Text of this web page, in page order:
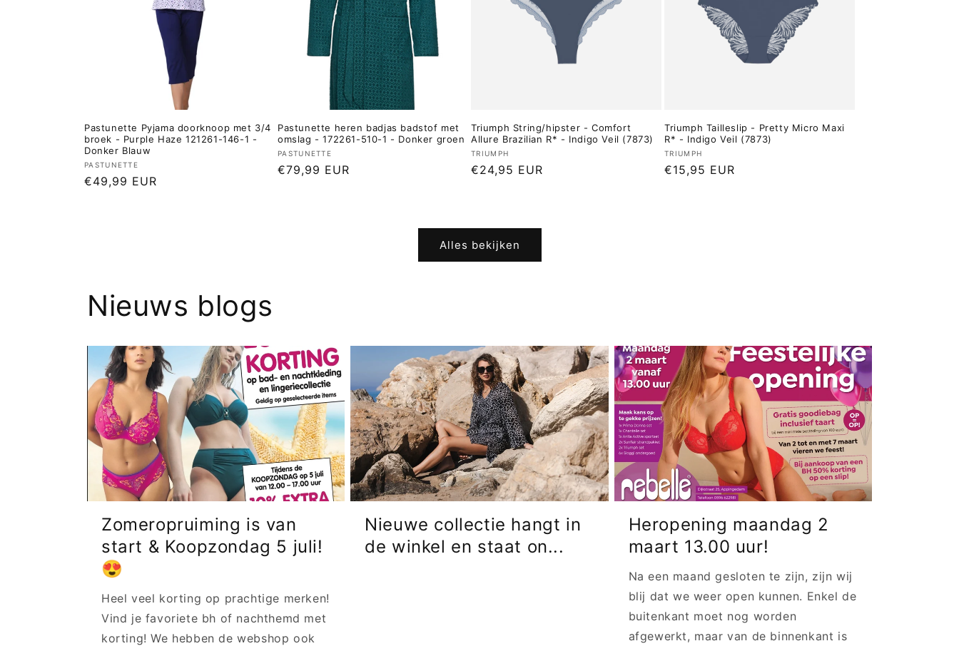
Pastunette Pyjama doorknoop met 3/4
broek - Purple Haze 121261-146-1 -
Donker Blauw
Verkoper:
PASTUNETTE
Normale
€49,99 EUR
Pastunette heren badjas badstof met
omslag - 172261-510-1 - Donker groen
Verkoper:
PASTUNETTE
Normale
€79,99 EUR
Triumph String/hipster - Comfort
Allure Brazilian R* - Indigo Veil (7873)
Verkoper:
TRIUMPH
Normale
€24,95 EUR
Triumph Tailleslip - Pretty Micro Maxi
R* - Indigo Veil (7873)
Verkoper:
TRIUMPH
Normale
€15,95 EUR
Alles bekijken
Nieuws blogs
Zomeropruiming is van
start & Koopzondag 5 juli!
😍
Heel veel korting op prachtige merken!
Vind je favoriete bh of nachthemd met
korting! We hebben de webshop ook
Nieuwe collectie hangt in
de winkel en staat on...
Heropening maandag 2
maart 13.00 uur!
Na een maand gesloten te zijn, zijn wij
blij dat we weer open kunnen. Enkel de
buitenkant moet nog worden
afgewerkt, maar van de binnenkant is